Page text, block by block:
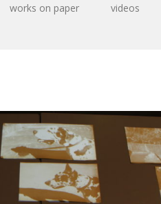
works on paper videos